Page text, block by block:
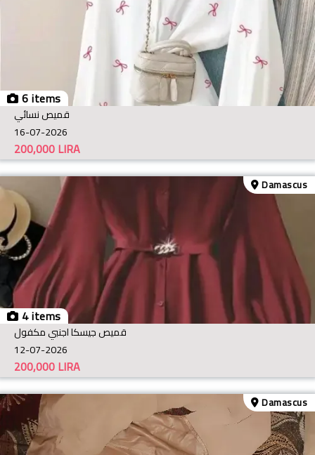
6 items
قميص نسائي
16-07-2026
LIRA
200,000
4 items
Damascus
قميص جيسكا اجنبي مكفول
12-07-2026
LIRA
200,000
Damascus